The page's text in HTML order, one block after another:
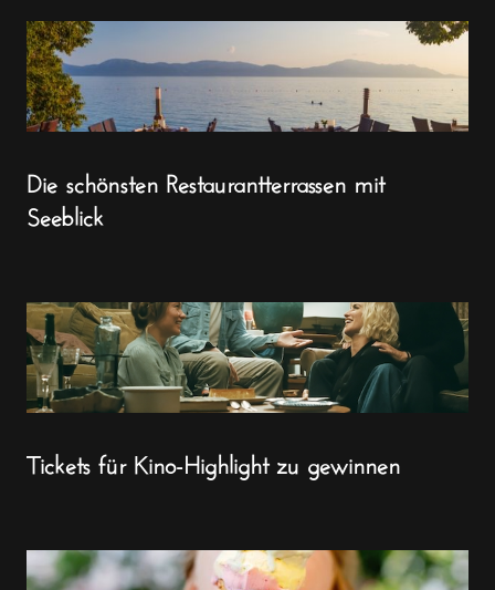
Die schönsten Restaurantterrassen mit
Seeblick
Tickets für Kino-Highlight zu gewinnen